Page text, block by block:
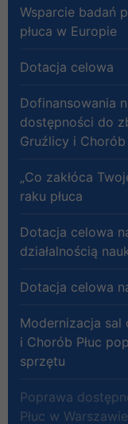
Wsparcie badań
płuca w Europie
Dotacja celowa
Dofinansowania
dostępności do
Gruźlicy i Chorób
„Co zakłóca
raku płuca
Dotacja celowa
działalnością
Dotacja celowa
Modernizacja
i Chorób Płuc
sprzętu
Poprawa
Płuc w Warszawie